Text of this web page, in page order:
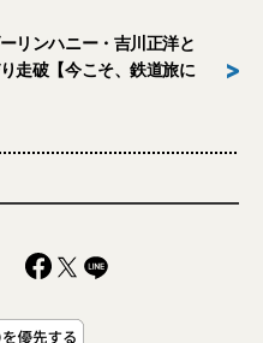
リンハニー・吉川正洋と
走破【今こそ、鉄道旅に
>